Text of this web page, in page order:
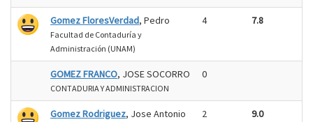
Gomez FloresVerdad, Pedro
Facultad de Contaduría y
Administración (UNAM)
4 7.8
GOMEZ FRANCO, JOSE SOCORRO
CONTADURIA Y ADMINISTRACION
0
Gomez Rodriguez, Jose Antonio 2 9.0